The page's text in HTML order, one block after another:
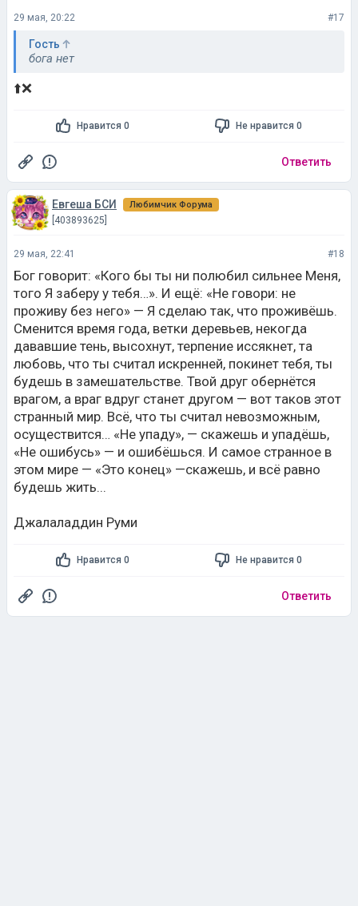
29 мая, 20:22 #17
Гость
бога нет
⬆️❌
Нравится 0 Не нравится 0
Ответить
Евгеша БСИ Любимчик Форума
[403893625]
29 мая, 22:41 #18
Бог говорит: «Кого бы ты ни полюбил сильнее Меня,
того Я заберу у тебя…». И ещё: «Не говори: не
проживу без него» — Я сделаю так, что проживёшь.
Сменится время года, ветки деревьев, некогда
дававшие тень, высохнут, терпение иссякнет, та
любовь, что ты считал искренней, покинет тебя, ты
будешь в замешательстве. Твой друг обернётся
врагом, а враг вдруг станет другом — вот таков этот
странный мир. Всё, что ты считал невозможным,
осуществится… «Не упаду», — скажешь и упадёшь,
«Не ошибусь» — и ошибёшься. И самое странное в
этом мире — «Это конец» —скажешь, и всё равно
будешь жить...
Джалаладдин Руми
Нравится 0 Не нравится 0
Ответить